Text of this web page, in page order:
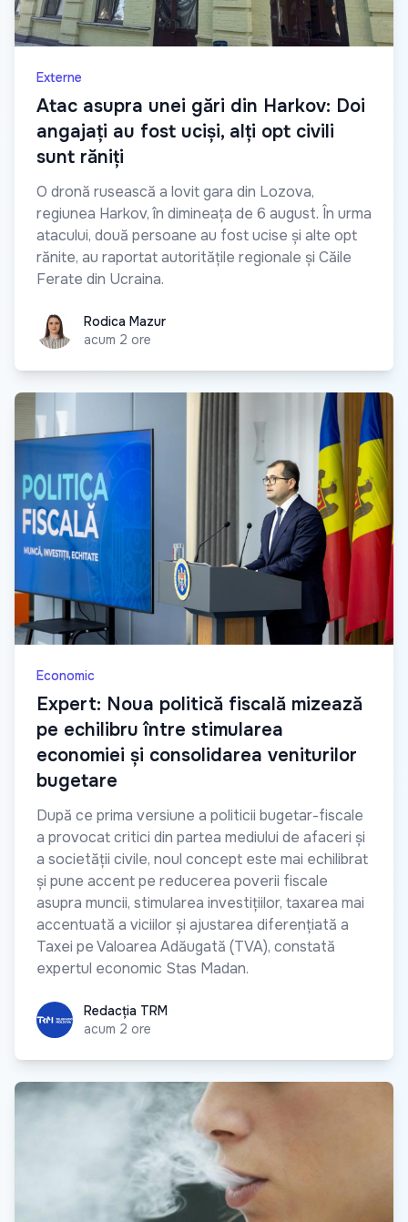
Externe
Atac asupra unei gări din Harkov: Doi
angajați au fost uciși, alți opt civili
sunt răniți
O dronă rusească a lovit gara din Lozova,
regiunea Harkov, în dimineața de 6 august. În urma
atacului, două persoane au fost ucise și alte opt
rănite, au raportat autoritățile regionale și Căile
Ferate din Ucraina.
Rodica MazurRodica Mazur
acum 2 ore
Economic
Expert: Noua politică fiscală mizează
pe echilibru între stimularea
economiei și consolidarea veniturilor
bugetare
După ce prima versiune a politicii bugetar-fiscale
a provocat critici din partea mediului de afaceri și
a societății civile, noul concept este mai echilibrat
și pune accent pe reducerea poverii fiscale
asupra muncii, stimularea investițiilor, taxarea mai
accentuată a viciilor și ajustarea diferențiată a
Taxei pe Valoarea Adăugată (TVA), constată
expertul economic Stas Madan.
Redacția TRM
Redacția TRM
acum 2 ore